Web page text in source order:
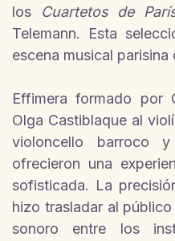
los
Cuartetos de
Telemann. Esta
escena musical parisina
Effimera formado por
Olga Castiblaque al
violoncello barroco
ofrecieron una
sofisticada. La
hizo trasladar al
sonoro entre los